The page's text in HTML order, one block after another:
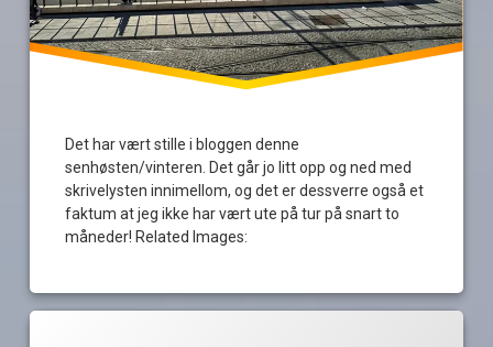
Det har vært stille i bloggen denne
senhøsten/vinteren. Det går jo litt opp og ned med
skrivelysten innimellom, og det er dessverre også et
faktum at jeg ikke har vært ute på tur på snart to
måneder! Related Images: